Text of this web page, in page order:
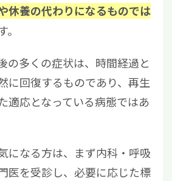
休養の代わりになるものでは
の多くの症状は、時間経過と
に回復するものであり、再生
適応となっている病態ではあ
になる方は、まず内科・呼吸
医を受診し、必要に応じた標